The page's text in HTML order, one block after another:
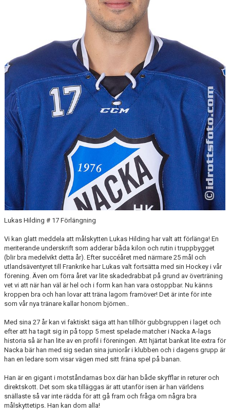
HOCKEYTVÅAN ÖSTRA
Lukas Hilding # 17 Förlängning
Vi kan glatt meddela att målskytten Lukas Hilding har valt att förlänga! En
meriterande underskrift som adderar båda kilon och rutin i truppbygget
(blir bra medelvikt detta år). Efter succéåret med närmare 25 mål och
utlandsäventyret till Frankrike har Lukas valt fortsätta med sin Hockey i vår
förening. Även om förra året var lite skadedrabbat på grund av överträning
vet vi att när han väl är hel och i form kan han vara ostoppbar. Nu känns
kroppen bra och han lovar att träna lagom framöver! Det är inte för inte
som vår nya tränare kallar honom björnen..
Med sina 27 år kan vi faktiskt säga att han tillhör gubbgruppen i laget och
efter att ha tagit sig in på topp 5 mest spelade matcher i Nacka A-lags
historia så är han lite av en profil i föreningen. Att hjärtat bankat lite extra för
Nacka bär han med sig sedan sina juniorår i klubben och i dagens grupp är
han en ledare som visar vägen med sitt fräna spel på banan.
Han är en gigant i motståndarnas box där han både skyfflar in returer och
direktskott. Det som ska tilläggas är att utanför isen är han världens
snällaste så var inte rädda för att gå fram och fråga om några bra
målskyttetips. Han kan dom alla!